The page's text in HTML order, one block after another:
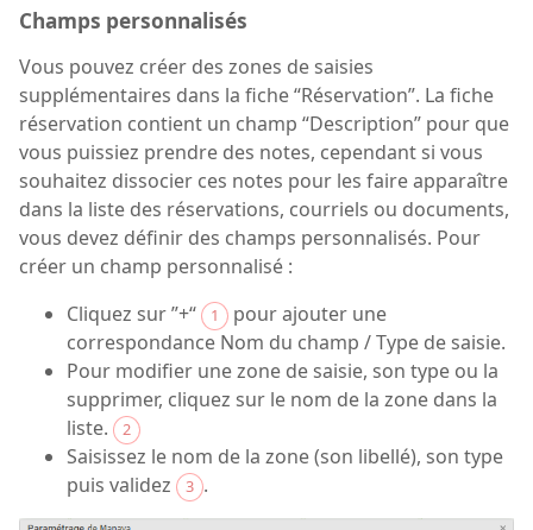
Champs personnalisés
Vous pouvez créer des zones de saisies
supplémentaires dans la fiche “Réservation”. La fiche
réservation contient un champ “Description” pour que
vous puissiez prendre des notes, cependant si vous
souhaitez dissocier ces notes pour les faire apparaître
dans la liste des réservations, courriels ou documents,
vous devez définir des champs personnalisés. Pour
créer un champ personnalisé :
Cliquez sur ”+“
1
pour ajouter une
correspondance Nom du champ / Type de saisie.
Pour modifier une zone de saisie, son type ou la
supprimer, cliquez sur le nom de la zone dans la
liste.
2
Saisissez le nom de la zone (son libellé), son type
puis validez
3 .